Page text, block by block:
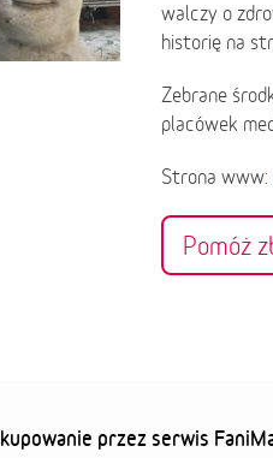
walczy o
historię na
Zebrane
placówek
Strona www:
Pomóż
przez serwis